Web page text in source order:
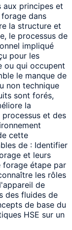
aux principes et
dans
la structure et
le processus de
impliqué
pour les
ou qui occupent
le manque de
non technique
sont forés,
la
et des
cette
de : Identifier
et leurs
forage étape par
les rôles
de
des fluides de
de base du
HSE sur un